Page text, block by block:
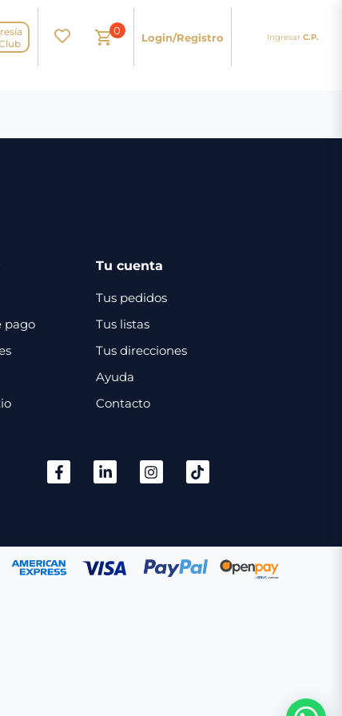
0
Login/Registro Ingresar C.P.
pago
Tu cuenta
Tus pedidos
Tus listas
Tus direcciones
Ayuda
Contacto